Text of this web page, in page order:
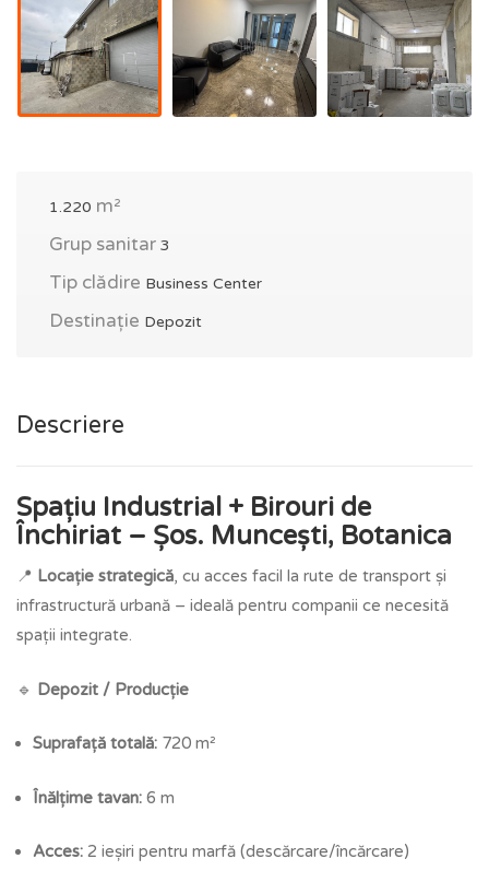
1.220 m²
Grup sanitar 3
Tip clădire Business Center
Destinație Depozit
Descriere
Spațiu Industrial + Birouri de
Închiriat – Șos. Muncești, Botanica
📍 Locație strategică, cu acces facil la rute de transport și
infrastructură urbană – ideală pentru companii ce necesită
spații integrate.
🔹 Depozit / Producție
Suprafață totală: 720 m²
Înălțime tavan: 6 m
Acces: 2 ieșiri pentru marfă (descărcare/încărcare)